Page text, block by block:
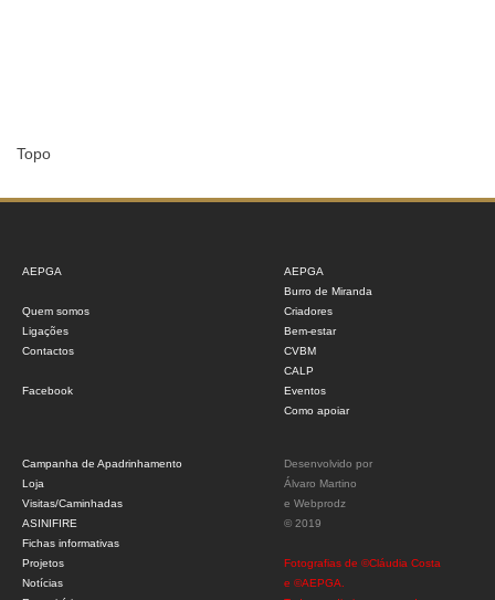
Topo
AEPGA
Quem somos
Ligações
Contactos
Facebook
AEPGA
Burro de Miranda
Criadores
Bem-estar
CVBM
CALP
Eventos
Como apoiar
Campanha de Apadrinhamento
Loja
Visitas/Caminhadas
ASINIFIRE
Fichas informativas
Projetos
Notícias
Desenvolvido por
Álvaro Martino
e Webprodz
© 2019
Fotografias de ©Cláudia Costa
e ©AEPGA.